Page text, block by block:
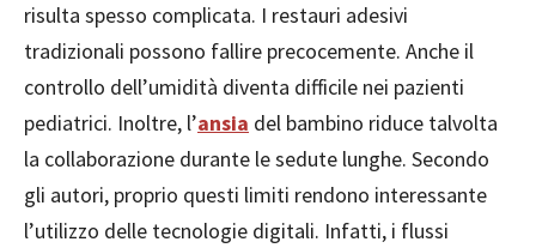
risulta spesso complicata. I restauri adesivi
tradizionali possono fallire precocemente. Anche il
controllo dell’umidità diventa difficile nei pazienti
pediatrici. Inoltre, l’ansia del bambino riduce talvolta
la collaborazione durante le sedute lunghe. Secondo
gli autori, proprio questi limiti rendono interessante
l’utilizzo delle tecnologie digitali. Infatti, i flussi